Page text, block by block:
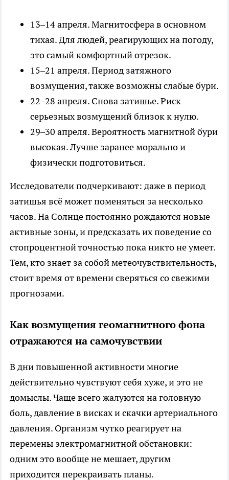
13–14 апреля. Магнитосфера в основном
тихая. Для людей, реагирующих на погоду,
это самый комфортный отрезок.
15–21 апреля. Период затяжного
возмущения, также возможны слабые бури.
22–28 апреля. Снова затишье. Риск
серьезных возмущений близок к нулю.
29–30 апреля. Вероятность магнитной бури
высокая. Лучше заранее морально и
физически подготовиться.
Исследователи подчеркивают: даже в период
затишья всё может поменяться за несколько
часов. На Солнце постоянно рождаются новые
активные зоны, и предсказать их поведение со
стопроцентной точностью пока никто не умеет.
Тем, кто знает за собой метеочувствительность,
стоит время от времени сверяться со свежими
прогнозами.
Как возмущения геомагнитного фона
отражаются на самочувствии
В дни повышенной активности многие
действительно чувствуют себя хуже, и это не
домыслы. Чаще всего жалуются на головную
боль, давление в висках и скачки артериального
давления. Организм чутко реагирует на
перемены электромагнитной обстановки:
одним это вообще не мешает, другим
приходится перекраивать планы.